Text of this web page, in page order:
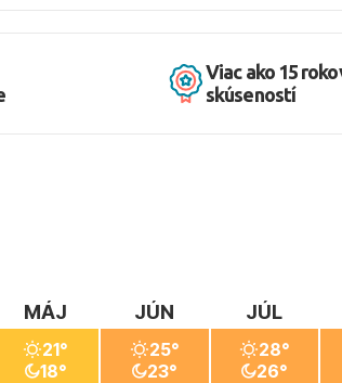
Viac ako 15
skúseností
MÁJ
21°
18°
JÚN
25°
23°
JÚL
28°
26°